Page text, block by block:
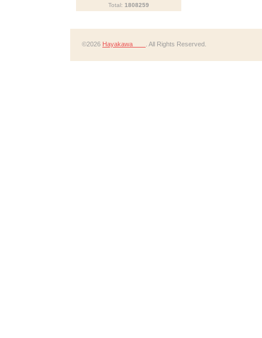
Total: 1808259
©2026 Hayakawa . All Rights Reserved.